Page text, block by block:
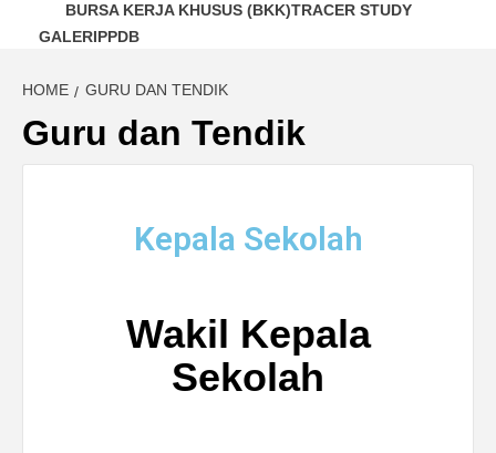
BURSA KERJA KHUSUS (BKK)TRACER STUDY
GALERIPPDB
HOME GURU DAN TENDIK
Guru dan Tendik
Kepala Sekolah
Wakil Kepala
Sekolah